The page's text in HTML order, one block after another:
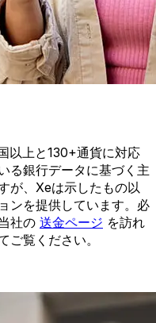
以上と130+通貨に対応
る銀行データに基づく主
が、Xeは示したもの以
ンを提供しています。必
社の 送金ページ を訪れ
ご覧ください。